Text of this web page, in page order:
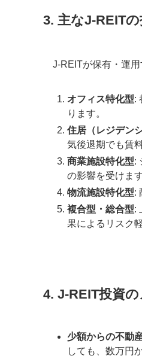
3. 主なJ-REITの
J-REITが保有・運
オフィス特化型:
ります。
住居（レジデン
気後退期でも賃
商業施設特化型:
の影響を受けます
物流施設特化型:
複合型・総合型:
果によるリスク
4. J-REIT投資
少額からの不動
しても、数万円